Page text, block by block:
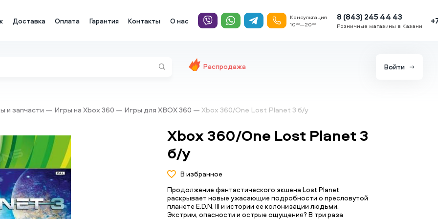
Доставка Оплата Гарантия Контакты О нас
Консультация
1000—2000
8 (843) 245 44 43
Розничные магазины в Казани
Распродажа Войти
и запчасти Игры на Xbox 360 Игры для XBOX 360 Xbox 360/One Lost Planet 3 б/у
Xbox 360/One Lost Planet 3
б/у
В избранное
Продолжение фантастического экшена Lost Planet
раскрывает новые ужасающие подробности о пресловутой
планете E.D.N. III и истории ее колонизации людьми.
Экстрим, опасности и острые ощущения? В три раза